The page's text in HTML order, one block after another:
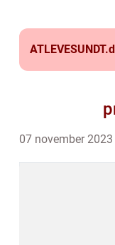
ATLEVESUNDT.
07 november 2023